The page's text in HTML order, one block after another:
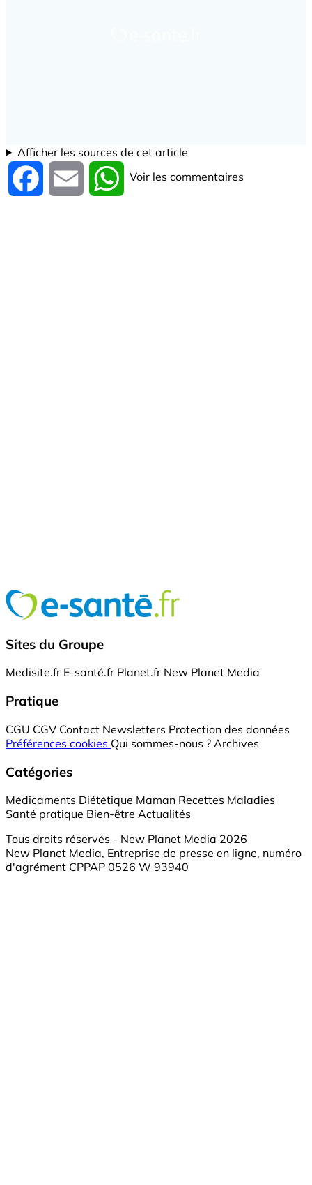
Afficher les sources de cet article
Facebook Email WhatsApp
Voir les commentaires
Sites du Groupe
Medisite.fr E-santé.fr Planet.fr New Planet Media
Pratique
CGU CGV Contact Newsletters Protection des données
Préférences cookies Qui sommes-nous ? Archives
Catégories
Médicaments Diététique Maman Recettes Maladies
Santé pratique Bien-être Actualités
Tous droits réservés - New Planet Media 2026
New Planet Media, Entreprise de presse en ligne, numéro
d'agrément CPPAP 0526 W 93940